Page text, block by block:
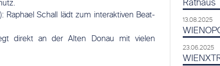
Raphael Schall lädt zum interaktiven Beat-
direkt an der Alten Donau mit vielen
Rathaus
13.08.2025
23.06.2025